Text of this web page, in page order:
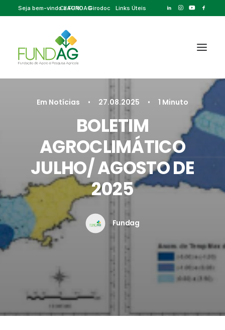
Seja bem-vindo a FUNDAG
CIIAGRO Girodoc Links Úteis
Em Notícias • 27.08.2025 • 1 Minuto
BOLETIM
AGROCLIMÁTICO
JULHO/ AGOSTO DE
2025
Fundag